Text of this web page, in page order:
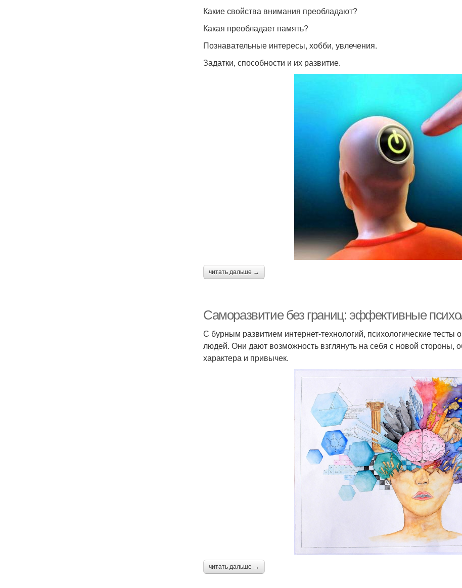
Какие свойства внимания преобладают?
Какая преобладает память?
Познавательные интересы, хобби, увлечения.
Задатки, способности и их развитие.
читать дальше →
Саморазвитие без границ: эффективные
С бурным развитием интернет-технологий, психологические
людей. Они дают возможность взглянуть на себя с новой стороны,
характера и привычек.
читать дальше →